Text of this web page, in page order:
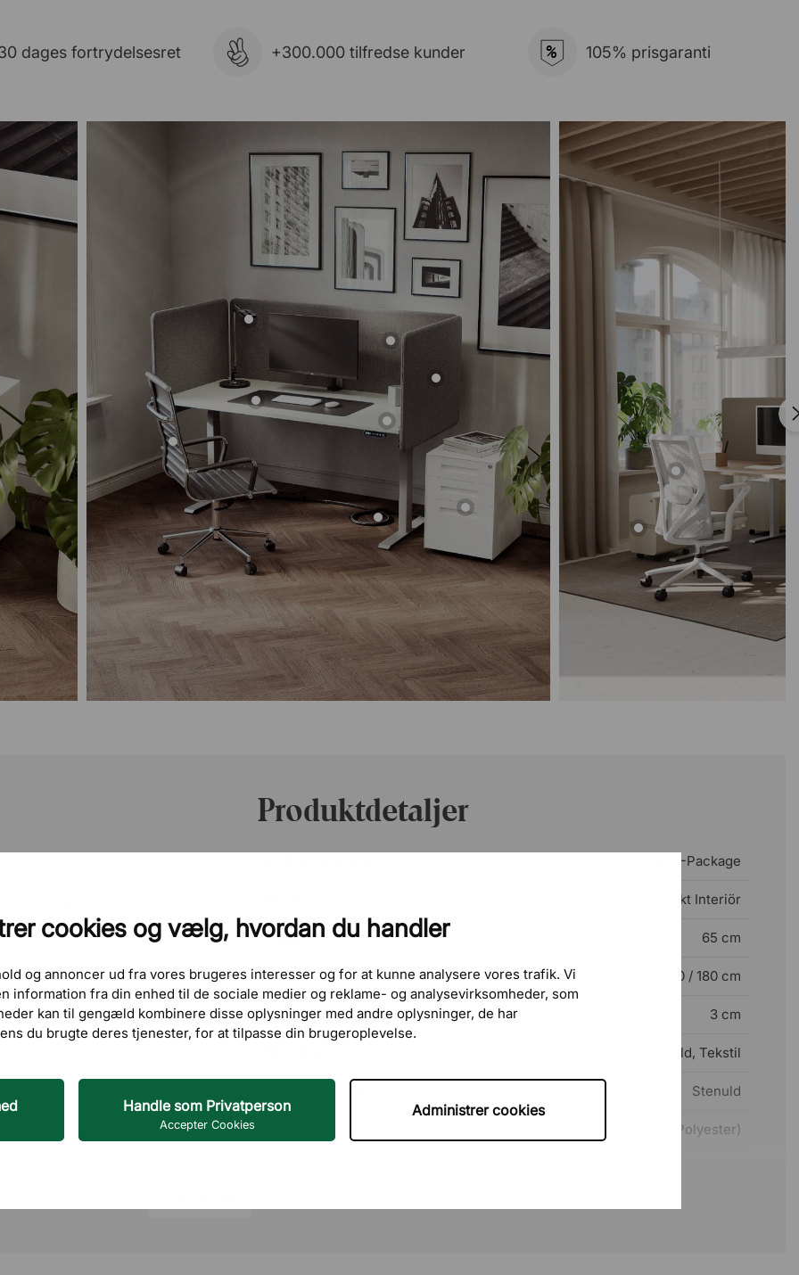
cookies og vælg, hvordan du handler
og annoncer ud fra vores brugeres interesser og for at kunne analysere vores trafik. Vi
information fra din enhed til de sociale medier og reklame- og analysevirksomheder, som
kan til gengæld kombinere disse oplysninger med andre oplysninger, de har
du brugte deres tjenester, for at tilpasse din brugeroplevelse.
Handle som Privatperson
Accepter Cookies
Administrer cookies
dages fortrydelsesret +300.000 tilfredse kunder % 105% prisgaranti
lyde i
stenuld, som
skrivebordet,
du sidder ved din
sorte skruer.
bordpladen eller
skærmen efter
Produktdetaljer
TS-MODEA-16653-MN08-Package
Direkt Interiör
Højde 65 cm
Bredde 70 / 80 / 120 / 140 / 160 / 180 cm
Dybde 3 cm
Massivt træ, Stenuld, Tekstil
Stenuld
Tekstil (100% Polyester)
Garanti